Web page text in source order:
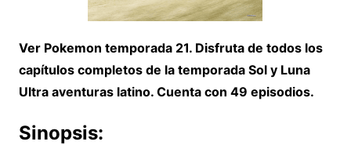
Ver Pokemon temporada 21. Disfruta de todos los
capítulos completos de la temporada Sol y Luna
Ultra aventuras latino. Cuenta con 49 episodios.
Sinopsis: